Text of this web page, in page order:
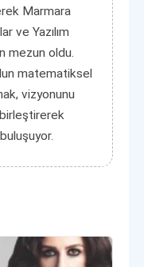
Marmara
ve Yazılım
mezun oldu.
matematiksel
vizyonunu